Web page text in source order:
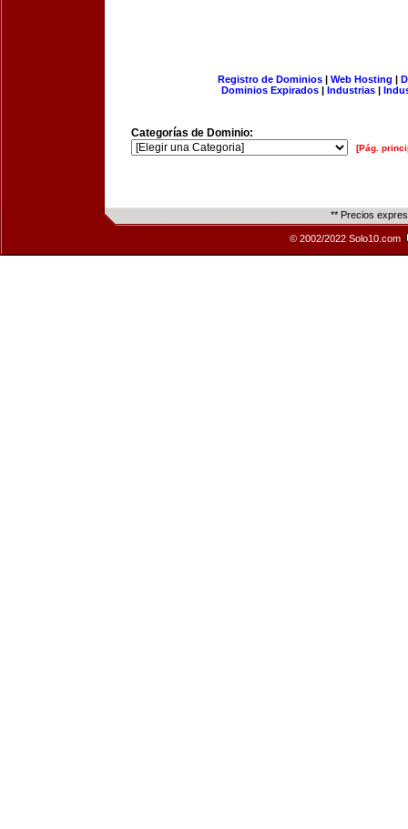
Registro de Dominios| Web Hosting |
Dominios Expirados | Industrias |
Categorías de Dominio:
[Pág.
** Precios
© 2002/2022 Solo10.com